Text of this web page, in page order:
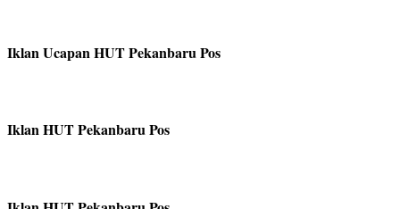
Iklan Ucapan HUT Pekanbaru Pos
Iklan HUT Pekanbaru Pos